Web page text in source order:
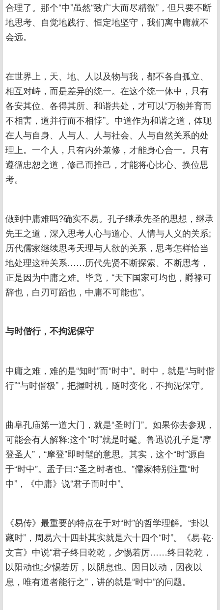
合理了。那个“中”虽然“致广大而尽精微”，但只要不断
地思考、自觉地践行、恒定地坚守，我们离中庸就不
会远。
在世界上，天、地、人以及物与我，都不各自孤立、
相互对峙，而是差异的统一。在这个统一体中，只有
各安其位、各得其所、和谐共处，才可以“万物并育而
不相害，道并行而不相悖”。中道作为和谐之道，体现
在人与自身、人与人、人与社会、人与自然关系的处
理上。一个人，只有内外兼修，才能身心合一。只有
遵循忠恕之道，修己而推己，才能将心比心、换位思
考。
做到中庸难吗?确实不易。孔子继承先圣的思想，继承
先王之道，深入思考人心与道心、人情与人义的关系;
历代儒家继续思考天理与人欲的关系，思考怎样恰当
地处理这种关系……历代先贤不断探索、不断思考，
正是因为中庸之难。毕竟，“天下国家可均也，爵禄可
辞也，白刃可蹈也，中庸不可能也”。
与时偕行，不拘泥保守
中庸之难，难的是“知时”而“时中”。时中，就是“与时偕
行”“与时偕极”，把握时机，随时变化，不拘泥保守。
曲阜孔庙第一道大门，就是“圣时门”。如果你去参观，
可能会有人解释:这个“时”就是时髦。鲁迅说孔子是“摩
登圣人”，“摩登”即时髦的意思。其实，这个“时”源自
于“时中”。孟子曰:“圣之时者也。”儒家特别注重“时
中”，《中庸》说“君子而时中”。
《易传》最重要的特点在于对“时”的哲学理解。“卦以
藏时”，周易六十四卦其实就是六十四个“时”。《易·乾·
文言》中说“君子终日乾乾，夕惕若厉……终日乾乾，
以阳动也;夕惕若厉，以阴息也。因日以动，因夜以
息，唯有道者能行之”，讲的就是“时中”的问题。